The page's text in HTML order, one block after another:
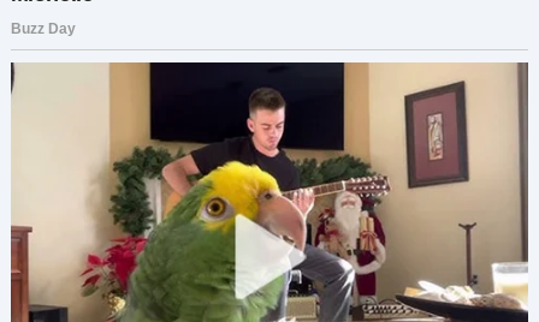
Хотела чистую кухню? Она получит вкус
настоящего «чистого листа». Только не так, как
На следующее утро я приготовила блины.
Наталья едва подняла взгляд от телефона,
ковыряя блин вилкой:
— Ты ведь не использовала ту старую муку, да?
Я её тоже выкинула.